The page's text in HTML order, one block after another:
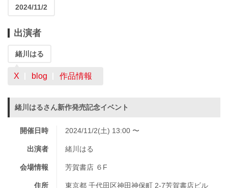
2024/11/2
出演者
緒川はる
X blog 作品情報
緒川はるさん新作発売記念イベント
開催日時 2024/11/2(土) 13:00 〜
出演者 緒川はる
会場情報 芳賀書店 ６F
住所 東京都 千代田区神田神保町 2-7芳賀書店ビル